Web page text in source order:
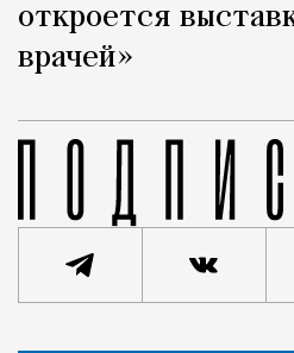
откроется
врачей»